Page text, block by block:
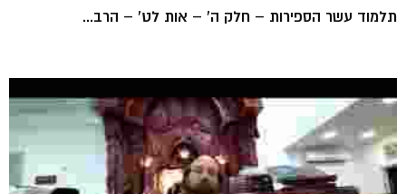
תלמוד עשר הספירות – חלק ה' – אות לט' – הרב...